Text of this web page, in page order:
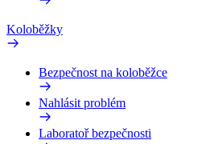
Koloběžky
Bezpečnost na koloběžce
Nahlásit problém
Laboratoř bezpečnosti